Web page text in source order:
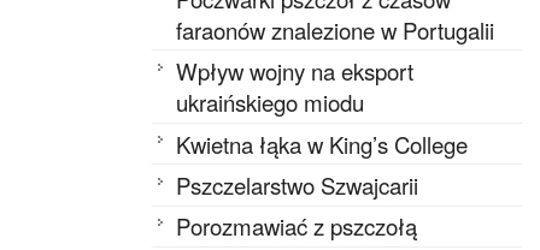
faraonów znalezione w Portugalii
Wpływ wojny na eksport
ukraińskiego miodu
Kwietna łąka w King’s College
Pszczelarstwo Szwajcarii
Porozmawiać z pszczołą